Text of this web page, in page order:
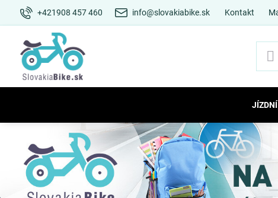
+421908 457 460 info@slovakiabike.sk Kontakt